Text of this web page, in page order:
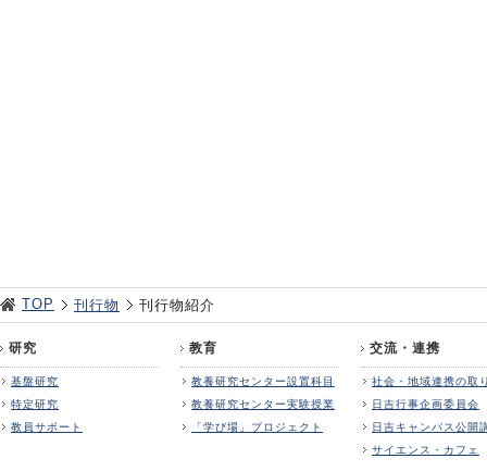
TOP 刊行物 刊行物紹介
研究
基盤研究
特定研究
教員サポート
教育
教養研究センター設置科目
教養研究センター実験授業
「学び場」プロジェクト
交流・連携
社会・地域連携の取
日吉行事企画委員会
日吉キャンパス公開
サイエンス・カフェ